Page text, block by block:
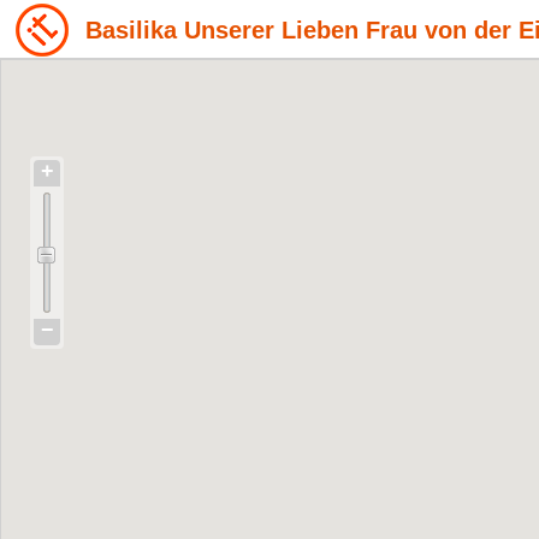
Basilika Unserer Lieben Frau von der
+
−